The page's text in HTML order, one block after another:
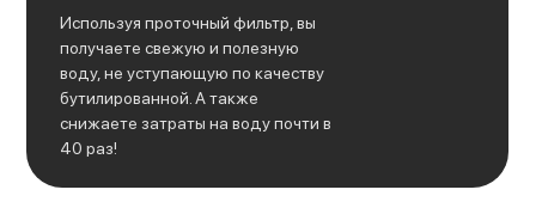
Используя проточный фильтр, вы
получаете свежую и полезную
воду, не уступающую по качеству
бутилированной. А также
снижаете затраты на воду почти в
40 раз!